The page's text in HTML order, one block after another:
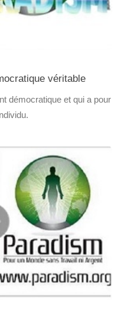
véritable
démocratique et qui a pour